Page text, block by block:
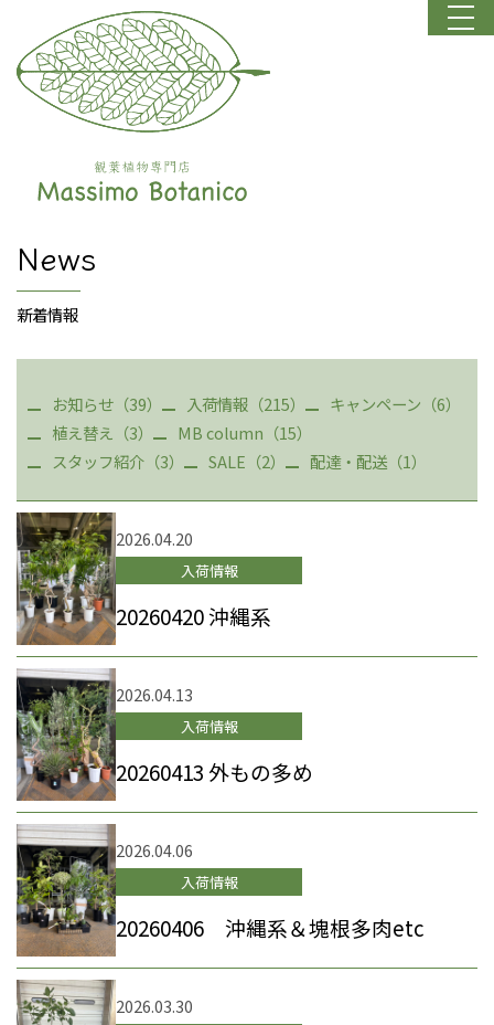
News
新着情報
お知らせ（39） 入荷情報（215）
キャンペーン（6）
植え替え（3）
MB column（15）
スタッフ紹介（3）
SALE（2） 配達・配送（1）
2026.04.20
入荷情報
20260420 沖縄系
2026.04.13
入荷情報
20260413 外もの多め
2026.04.06
入荷情報
20260406 沖縄系＆塊根多肉etc
2026.03.30